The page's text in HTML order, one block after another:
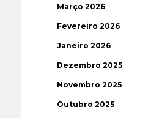
Março 2026
Fevereiro 2026
Janeiro 2026
Dezembro 2025
Novembro 2025
Outubro 2025